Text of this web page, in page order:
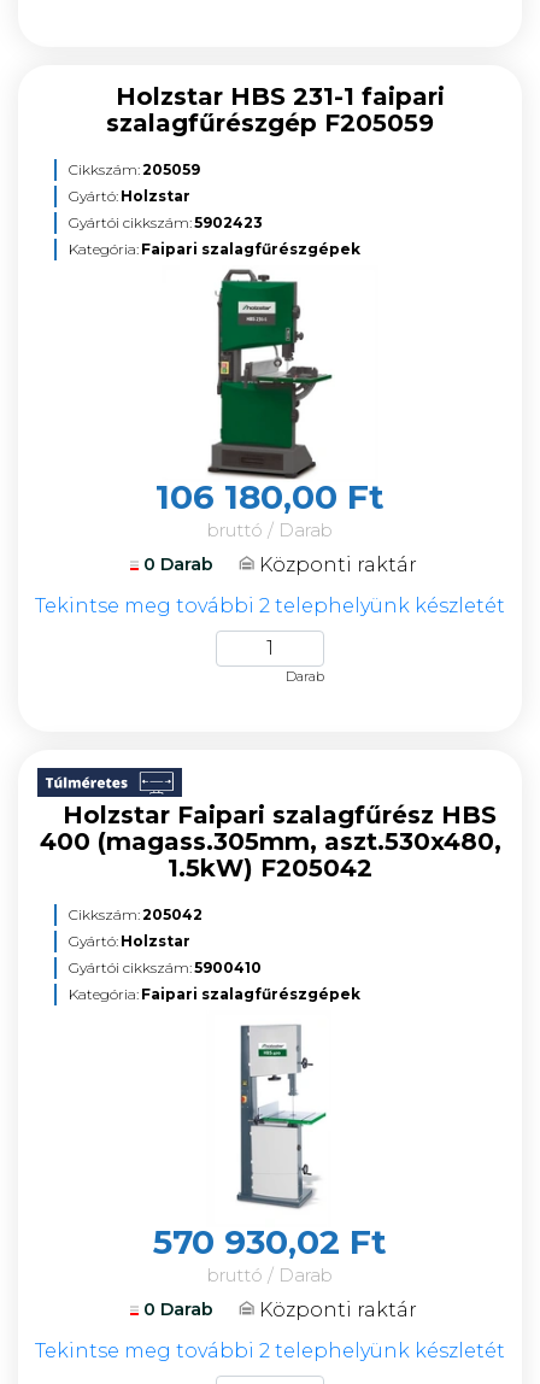
Holzstar HBS 231-1 faipari
szalagfűrészgép F205059
Cikkszám:205059
Gyártó: Holzstar
Gyártói cikkszám:5902423
Kategória: Faipari szalagfűrészgépek
106 180,00 Ft
bruttó / Darab
0 Darab
Központi raktár
Tekintse meg további 2 telephelyünk készletét
Darab
Holzstar Faipari szalagfűrész HBS
400 (magass.305mm, aszt.530x480,
1.5kW) F205042
Cikkszám:205042
Gyártó: Holzstar
Gyártói cikkszám:5900410
Kategória: Faipari szalagfűrészgépek
570 930,02 Ft
bruttó / Darab
0 Darab
Központi raktár
Tekintse meg további 2 telephelyünk készletét